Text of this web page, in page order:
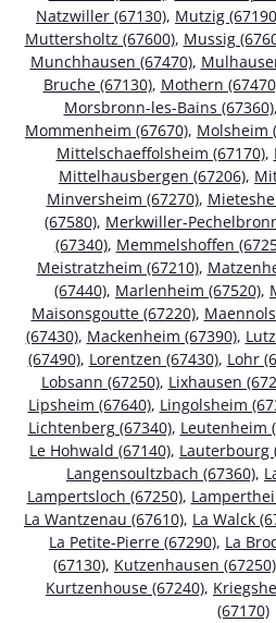
Natzwiller (67130), Mutzig
Muttersholtz (67600), Mussig
Munchhausen (67470),
Bruche (67130), Mothern
Morsbronn-les-Bains (67360),
Mommenheim (67670), Molsheim
Mittelschaeffolsheim (67170),
Mittelhausbergen (67206),
Minversheim (67270),
(67580), Merkwiller-
(67340), Memmelshoffen
Meistratzheim (67210),
(67440), Marlenheim (67520),
Maisonsgoutte (67220),
(67430), Mackenheim (67390),
(67490), Lorentzen (67430), Lohr
Lobsann (67250), Lixhausen
Lipsheim (67640), Lingolsheim
Lichtenberg (67340), Leutenheim
Le Hohwald (67140), Lauterbourg
Langensoultzbach (67360),
Lampertsloch (67250),
La Wantzenau (67610), La Walck
La Petite-Pierre (67290), La
(67130), Kutzenhausen (67250)
Kurtzenhouse (67240),
(67170)